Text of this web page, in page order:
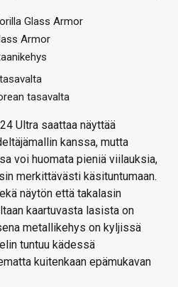
Glass Armor
Armor
tasavalta
Ultra saattaa näyttää
kanssa, mutta
voi huomata pieniä viilauksia,
merkittävästi käsituntumaan.
näytön että takalasin
kaartuvasta lasista on
metallikehys on kyljissä
tuntuu kädessä
kuitenkaan epämukavan